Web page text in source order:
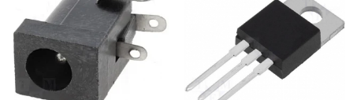
Condensatoare
Generale
LED
Microcontrollere AVR